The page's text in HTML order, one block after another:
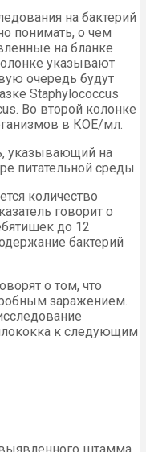
на бактерий
понимать, о чем
на бланке
указывают
очередь будут
Staphylococcus
Во второй колонке
в КОЕ/мл.
указывающий на
питательной среды.
количество
говорит о
до 12
бактерий
о том, что
заражением.
к следующим